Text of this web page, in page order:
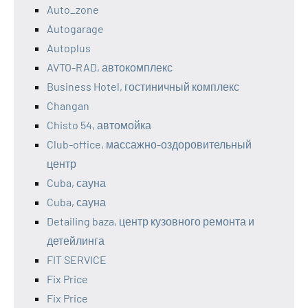
Auto_zone
Autogarage
Autoplus
AVTO-RAD, автокомплекс
Business Hotel, гостиничный комплекс
Changan
Chisto 54, автомойка
Club-office, массажно-оздоровительный
центр
Cuba, сауна
Cuba, сауна
Detailing baza, центр кузовного ремонта и
детейлинга
FIT SERVICE
Fix Price
Fix Price